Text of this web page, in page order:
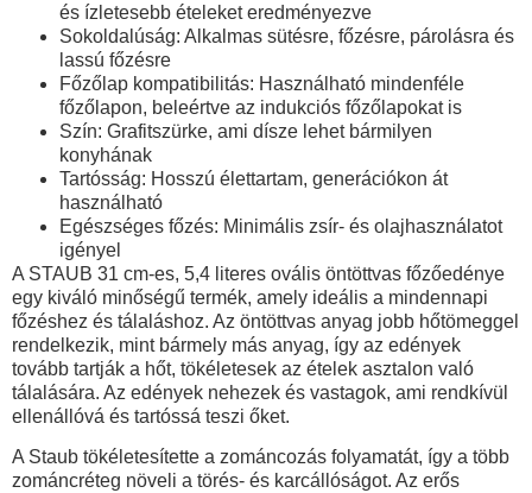
és ízletesebb ételeket eredményezve
Sokoldalúság: Alkalmas sütésre, főzésre, párolásra és
lassú főzésre
Főzőlap kompatibilitás: Használható mindenféle
főzőlapon, beleértve az indukciós főzőlapokat is
Szín: Grafitszürke, ami dísze lehet bármilyen
konyhának
Tartósság: Hosszú élettartam, generációkon át
használható
Egészséges főzés: Minimális zsír- és olajhasználatot
igényel
A STAUB 31 cm-es, 5,4 literes ovális öntöttvas főzőedénye
egy kiváló minőségű termék, amely ideális a mindennapi
főzéshez és tálaláshoz. Az öntöttvas anyag jobb hőtömeggel
rendelkezik, mint bármely más anyag, így az edények
tovább tartják a hőt, tökéletesek az ételek asztalon való
tálalására. Az edények nehezek és vastagok, ami rendkívül
ellenállóvá és tartóssá teszi őket.
A Staub tökéletesítette a zománcozás folyamatát, így a több
zománcréteg növeli a törés- és karcállóságot. Az erős